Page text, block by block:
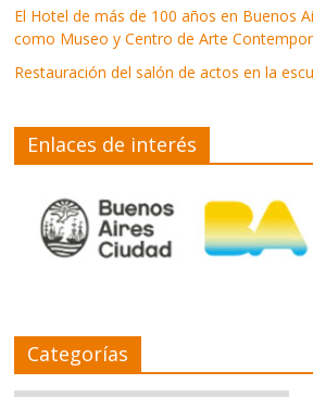
El Hotel de más de 100 años en Buenos
como Museo y Centro de Arte
Restauración del salón de actos en la
Enlaces de interés
Categorías